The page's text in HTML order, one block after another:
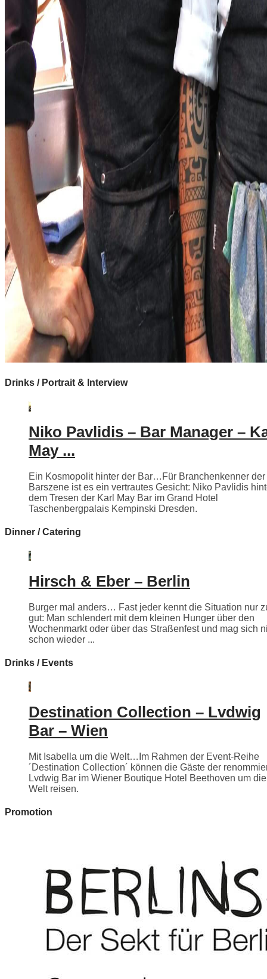
Drinks / Portrait & Interview
Niko Pavlidis – Bar Manager –
May ...
Ein Kosmopolit hinter der Bar…Für Branchenkenner der
Barszene ist es ein vertrautes Gesicht: Niko Pavlidis
dem Tresen der Karl May Bar im Grand Hotel
Taschenbergpalais Kempinski Dresden.
Dinner / Catering
Hirsch & Eber – Berlin
Burger mal anders… Fast jeder kennt die Situation nur
gut: Man schlendert mit dem kleinen Hunger über den
Wochenmarkt oder über das Straßenfest und mag sich
schon wieder ...
Drinks / Events
Destination Collection – Lvdwig
Bar – Wien
Mit Isabella um die Welt…Im Rahmen der Event-Reihe
´Destination Collection´ können die Gäste der
Lvdwig Bar im Wiener Boutique Hotel Beethoven um die
Welt reisen.
Promotion